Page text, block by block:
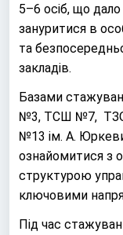
5–6 осіб, що
зануритися в
та
закладів.
Базами
№3, ТСШ №7,
№13 ім. А.
ознайомитися з
структурою
ключовими
Під час